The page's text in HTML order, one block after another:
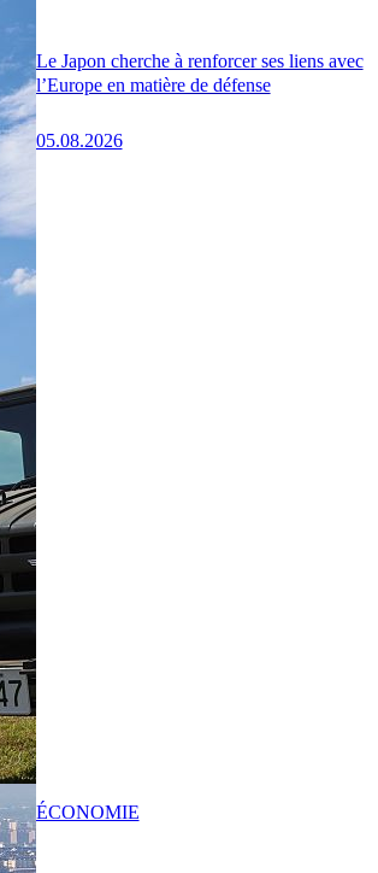
Le Japon cherche à renforcer ses liens avec
l’Europe en matière de défense
05.08.2026
ÉCONOMIE